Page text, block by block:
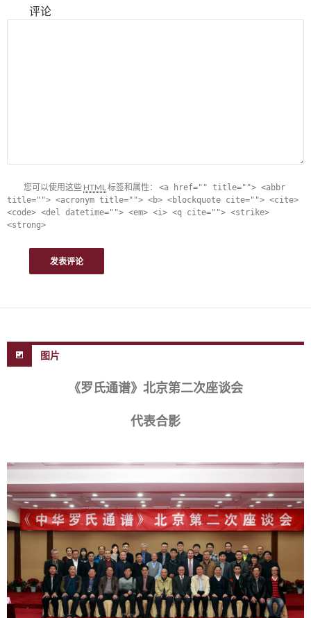
评论
您可以使用这些 HTML标签和属性： <a href="" title=""> <abbr
title=""> <acronym title=""> <b> <blockquote cite=""> <cite>
<code> <del datetime=""> <em> <i> <q cite=""> <strike>
<strong>
图片
《罗氏通谱》北京第二次座谈会
代表合影